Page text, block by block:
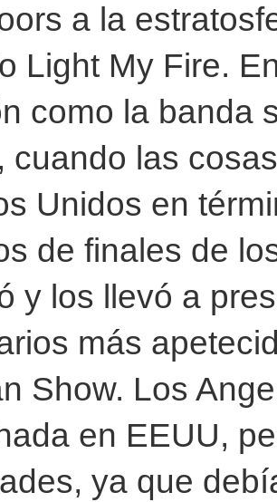
a la
Light My Fire.
como la banda
cuando las
Unidos en
de finales de
y los llevó a
más
Show. Los
en EEUU,
ya que